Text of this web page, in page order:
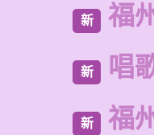
新 福
新 唱
新 福